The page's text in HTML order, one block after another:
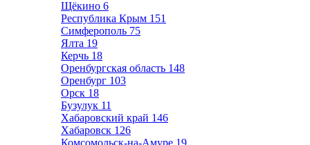
Щёкино 6
Республика Крым 151
Симферополь 75
Ялта 19
Керчь 18
Оренбургская область 148
Оренбург 103
Орск 18
Бузулук 11
Хабаровский край 146
Хабаровск 126
Комсомольск-на-Амуре 19